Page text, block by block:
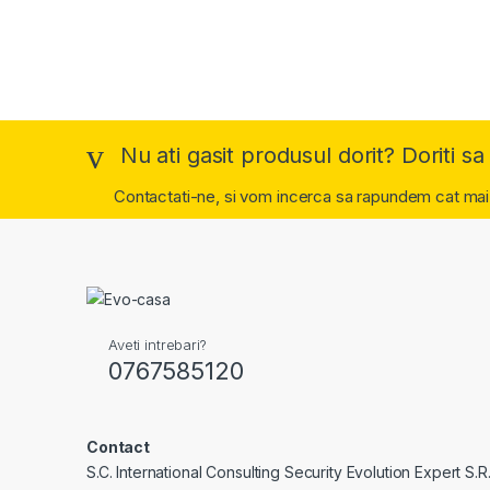
Nu ati gasit produsul dorit? Doriti
Contactati-ne, si vom incerca sa rapundem cat
Aveti intrebari?
0767585120
Contact
S.C. International Consulting Security Evolution Expert